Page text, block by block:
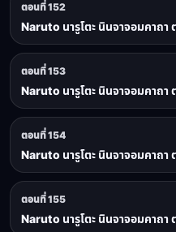
ตอนที่ 152
Naruto นารูโตะ นินจาจอมคาถา
ตอนที่ 153
Naruto นารูโตะ นินจาจอมคาถา
ตอนที่ 154
Naruto นารูโตะ นินจาจอมคาถา
ตอนที่ 155
Naruto นารูโตะ นินจาจอมคาถา